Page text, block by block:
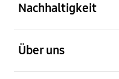
Nachhaltigkeit
Über uns